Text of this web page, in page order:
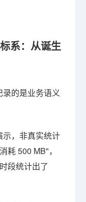
系：从诞生
的是业务语义
，非真实统计
耗 500 MB"，
段统计出了